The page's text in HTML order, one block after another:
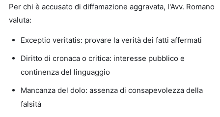
Per chi è accusato di diffamazione aggravata, l'Avv. Romano
valuta:
Exceptio veritatis: provare la verità dei fatti affermati
Diritto di cronaca o critica: interesse pubblico e
continenza del linguaggio
Mancanza del dolo: assenza di consapevolezza della
falsità